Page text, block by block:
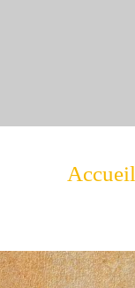
Accueil